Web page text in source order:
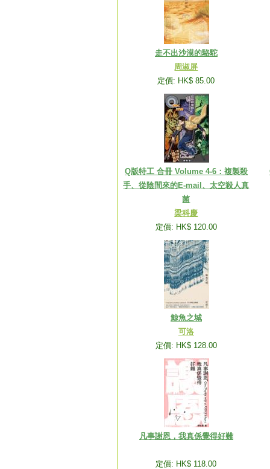
走不出沙漠的駱駝
周淑屏
定價: HK$ 85.00
Q版特工 合冊 Volume 4-6：複製殺
手、從陰間來的E-mail、太空殺人真
菌
梁科慶
定價: HK$ 120.00
鯨魚之城
可洛
定價: HK$ 128.00
凡事謝恩，我真係覺得好難
定價: HK$ 118.00